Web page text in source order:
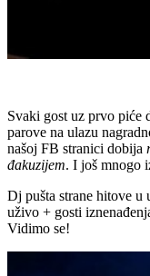
Svaki gost uz prvo piće
parove na ulazu
našoj FB stranici dobija
đakuzijem. I još mnogo
Dj pušta strane hitove u
uživo + gosti
Vidimo se!